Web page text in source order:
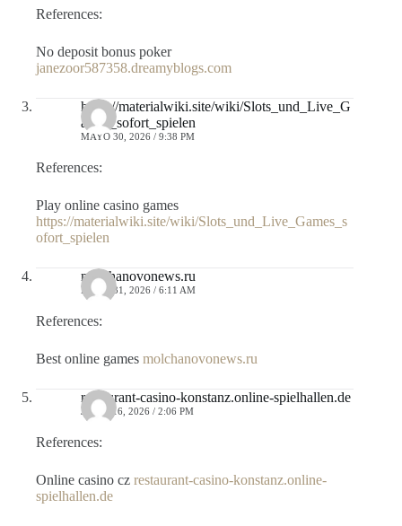
References:
No deposit bonus poker
janezoor587358.dreamyblogs.com
https://materialwiki.site/wiki/Slots_und_Live_G
ames_sofort_spielen
MAYO 30, 2026 / 9:38 PM
References:
Play online casino games
https://materialwiki.site/wiki/Slots_und_Live_Games_s
ofort_spielen
molchanovonews.ru
MAYO 31, 2026 / 6:11 AM
References:
Best online games molchanovonews.ru
restaurant-casino-konstanz.online-spielhallen.de
JUNIO 16, 2026 / 2:06 PM
References:
Online casino cz restaurant-casino-konstanz.online-
spielhallen.de